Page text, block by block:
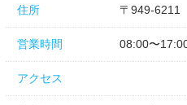
クセスの良いのがメリットです。
のベースキャンプとしても利用さ
りがけのスキー・スノボツアーも
住所 〒949-6211
営業時間 08:00〜
アクセス